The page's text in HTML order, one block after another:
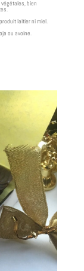
bien
laitier ni miel.
ou avoine.